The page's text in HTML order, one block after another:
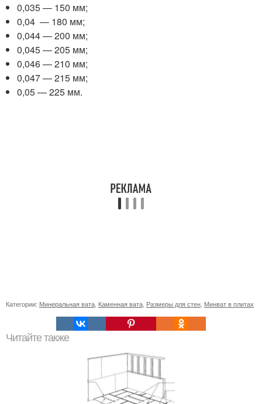
0,035 — 150 мм;
0,04 — 180 мм;
0,044 — 200 мм;
0,045 — 205 мм;
0,046 — 210 мм;
0,047 — 215 мм;
0,05 — 225 мм.
Категории: Минеральная вата Каменная вата Размеры для стен Минват в плитах
Читайте также